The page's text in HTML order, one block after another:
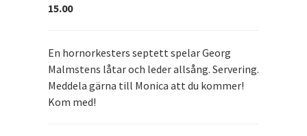
15.00
En hornorkesters septett spelar Georg
Malmstens låtar och leder allsång. Servering.
Meddela gärna till Monica att du kommer!
Kom med!